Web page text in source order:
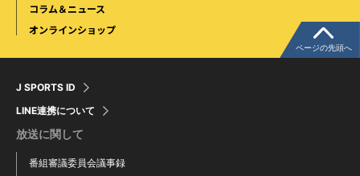
コラム＆ニュース
オンラインショップ
J SPORTS ID
LINE連携について
放送に関して
番組審議委員会議事録
ページの先頭へ